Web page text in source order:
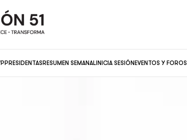
PRESIDENTASRESUMEN SEMANALINICIA SESIÓNEVENTOS Y FOROS